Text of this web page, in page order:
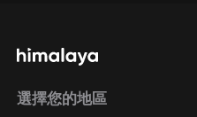
選擇您的地區